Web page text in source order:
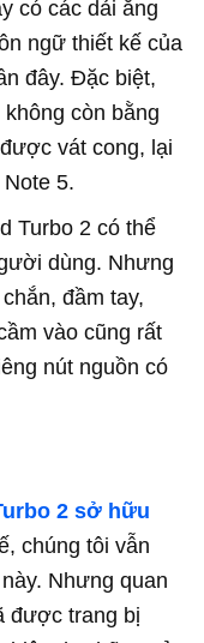
có các dải ăng
ngữ thiết kế của
đây. Đặc biệt,
còn bằng
vát cong, lại
5.
Turbo 2 có thể
dùng. Nhưng
đầm tay,
vào cũng rất
nút nguồn có
2 sở hữu
chúng tôi vẫn
Nhưng quan
được trang bị